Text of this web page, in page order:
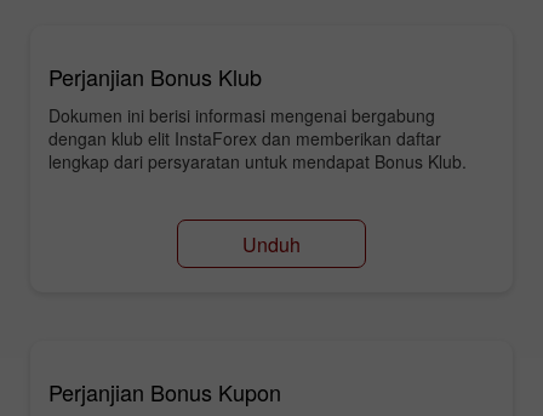
Perjanjian Bonus Klub
Dokumen ini berisi informasi mengenai bergabung
dengan klub elit InstaForex dan memberikan daftar
lengkap dari persyaratan untuk mendapat Bonus Klub.
Unduh
Perjanjian Bonus Kupon